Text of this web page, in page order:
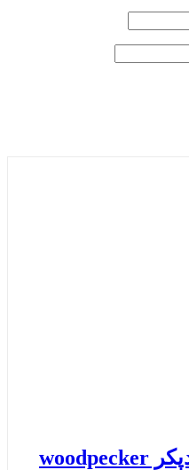
دستگاه جرمگیر وودپکر woodpecker